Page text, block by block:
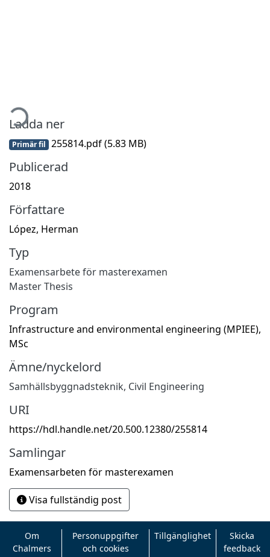
Ladda ner
Primär fil 255814.pdf(5.83 MB)
Publicerad
2018
Författare
López, Herman
Typ
Examensarbete för masterexamen
Master Thesis
Program
Infrastructure and environmental engineering (MPIEE),
MSc
Ämne/nyckelord
Samhällsbyggnadsteknik, Civil Engineering
URI
https://hdl.handle.net/20.500.12380/255814
Samlingar
Examensarbeten för masterexamen
Visa fullständig post
Om
Chalmers
Personuppgifter
och cookies
Tillgänglighet
Skicka
feedback